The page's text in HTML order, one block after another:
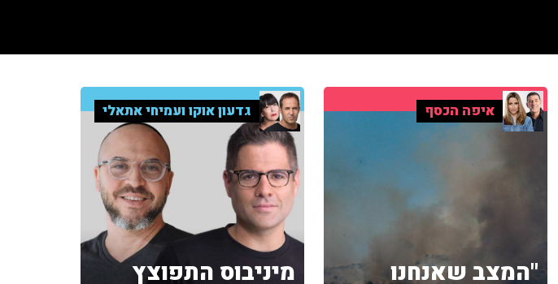
איפה הכסף
"המצב שאנחנו
גדעון אוקו ועמיחי אתאלי
מיניבוס התפוצץ